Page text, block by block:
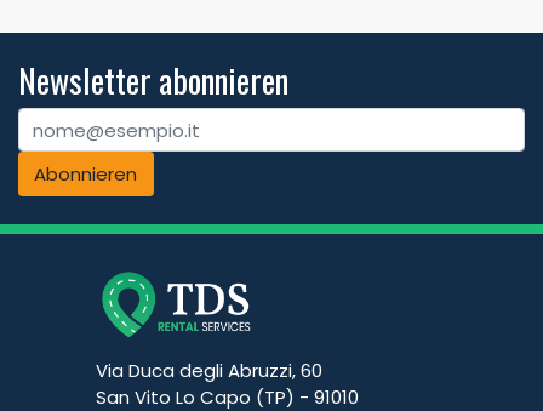
Newsletter abonnieren
Abonnieren
Via Duca degli Abruzzi, 60
San Vito Lo Capo (TP) - 91010